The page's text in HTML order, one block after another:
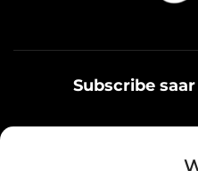
Subscribe
badbaadada ku jira, fikrad